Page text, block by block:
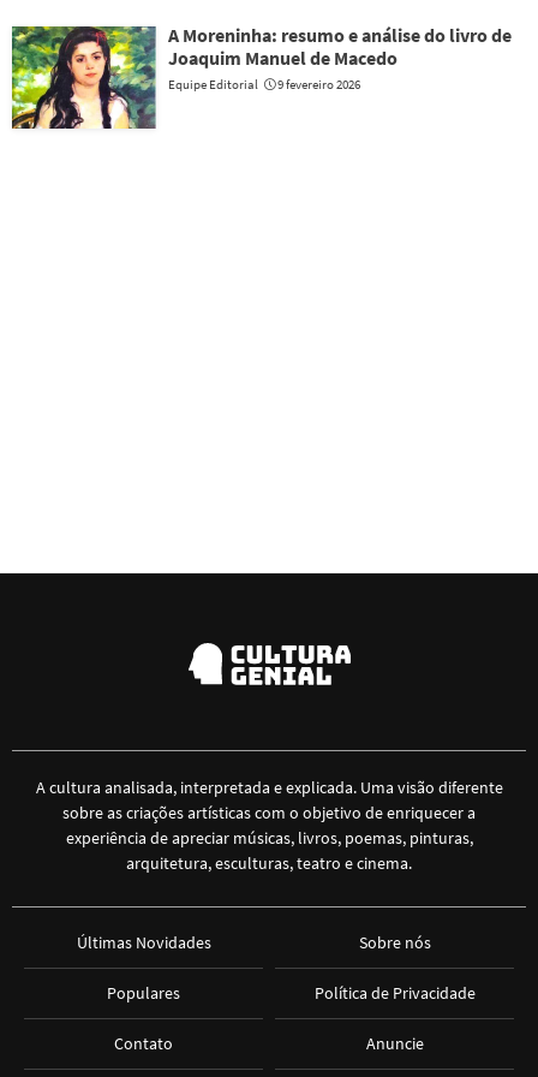
A Moreninha: resumo e análise do livro de
Joaquim Manuel de Macedo
Equipe Editorial 9 fevereiro 2026
A cultura analisada, interpretada e explicada. Uma visão diferente
sobre as criações artísticas com o objetivo de enriquecer a
experiência de apreciar músicas, livros, poemas, pinturas,
arquitetura, esculturas, teatro e cinema.
Últimas Novidades
Populares
Contato
Sobre nós
Política de Privacidade
Anuncie